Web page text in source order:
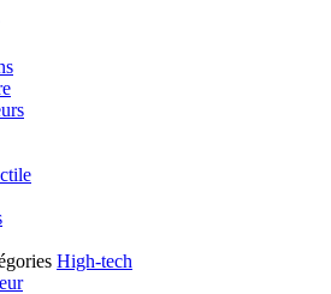
High-tech